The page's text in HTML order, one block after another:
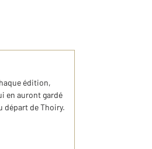
édition,
en auront gardé
départ de Thoiry.